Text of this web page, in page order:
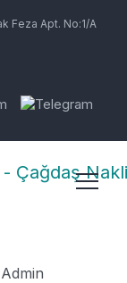
Feza Apt. No:1/A
Admin